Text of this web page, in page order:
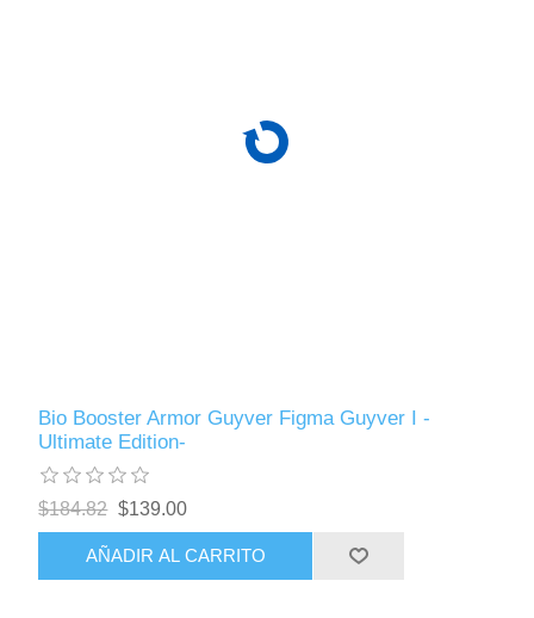
Bio Booster Armor Guyver Figma Guyver I -
Ultimate Edition-
$184.82 $139.00
AÑADIR AL CARRITO